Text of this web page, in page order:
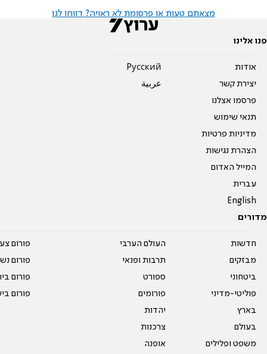
מצאתם טעות או פרסומת לא ראויה? דווחו לנו
פנו אלינו
אודות
יצירת קשר
פרסמו אצלנו
תנאי שימוש
מדיניות פרטיות
הצהרת נגישות
המייל האדום
עברית
English
Pусский
عربية
מדורים
חדשות
מבזקים
ביטחוני
פוליטי-מדיני
בארץ
בעולם
משפט ופלילים
העולם הערבי
תרבות ופנאי
ספורט
פורומים
יהדות
צרכנות
אופנה
פורום
פורום
פורום
פורום